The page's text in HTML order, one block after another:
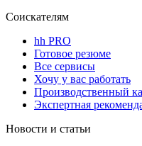
Соискателям
hh PRO
Готовое резюме
Все сервисы
Хочу у вас работать
Производственный
Экспертная
Новости и статьи